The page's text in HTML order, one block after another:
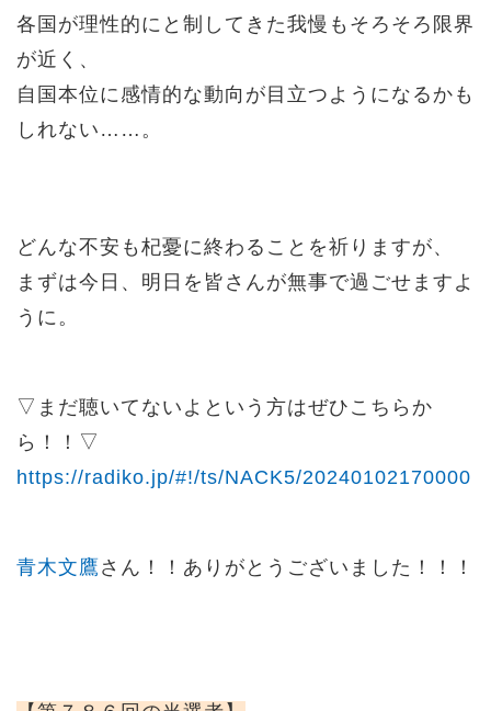
各国が理性的にと制してきた我慢もそろそろ限界
が近く、
自国本位に感情的な動向が目立つようになるかも
しれない……。
どんな不安も杞憂に終わることを祈りますが、
まずは今日、明日を皆さんが無事で過ごせますよ
うに。
▽まだ聴いてないよという方はぜひこちらか
ら！！▽
https://radiko.jp/#!/ts/NACK5/20240102170000
青木文鷹さん！！ありがとうございました！！！